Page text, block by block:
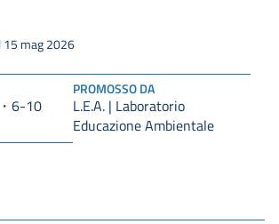
6-10
PROMOSSO DA
L.E.A. | Laboratorio
Educazione Ambientale
15 mag 2026